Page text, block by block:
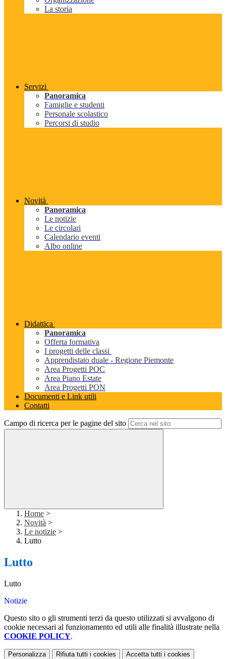
La storia
Servizi
Panoramica
Famiglie e studenti
Personale scolastico
Percorsi di studio
Novità
Panoramica
Le notizie
Le circolari
Calendario eventi
Albo online
Didattica
Panoramica
Offerta formativa
I progetti delle classi
Apprendistato duale - Regione Piemonte
Area Progetti POC
Area Piano Estate
Area Progetti PON
Documenti e Link utili
Contatti
Campo di ricerca per le pagine del sito
Home >
Novità >
Le notizie >
Lutto
Lutto
Lutto
Notizie
Questo sito o gli strumenti terzi da questo utilizzati si avvalgono di
cookie necessari al funzionamento ed utili alle finalità illustrate nella
COOKIE POLICY.
Personalizza Rifiuta tutti i cookies Accetta tutti i cookies